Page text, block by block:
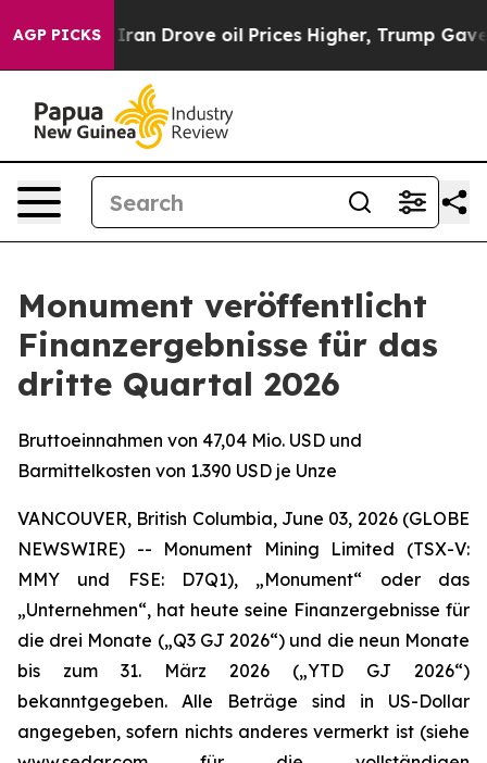
AGP PICKS
Drove oil Prices Higher, Trump Gave Politically
Monument veröffentlicht
Finanzergebnisse für das
dritte Quartal 2026
Bruttoeinnahmen von 47,04 Mio. USD und
Barmittelkosten von 1.390 USD je Unze
VANCOUVER, British Columbia, June 03, 2026 (GLOBE
NEWSWIRE) -- Monument Mining Limited (TSX-V:
MMY und FSE: D7Q1), „Monument“ oder das
„Unternehmen“, hat heute seine Finanzergebnisse für
die drei Monate („Q3 GJ 2026“) und die neun Monate
bis zum 31. März 2026 („YTD GJ 2026“)
bekanntgegeben. Alle Beträge sind in US-Dollar
angegeben, sofern nichts anderes vermerkt ist (siehe